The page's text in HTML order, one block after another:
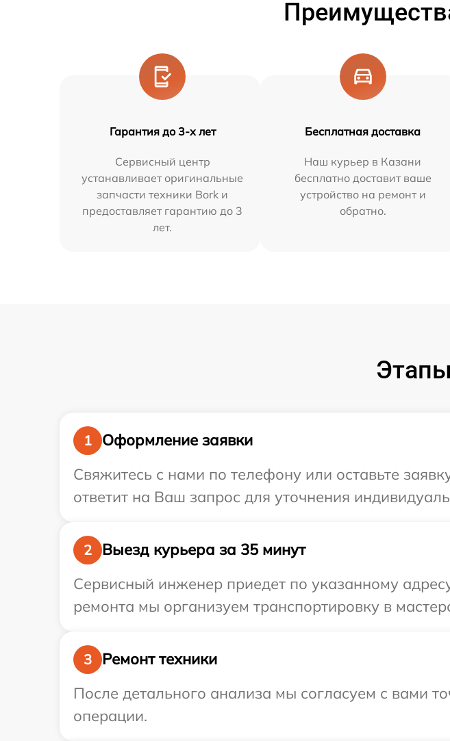
Гарантия до 3-х лет
Сервисный центр
устанавливает оригинальные
запчасти техники Bork и
предоставляет гарантию до 3
лет.
Бесплатная доставка
Наш курьер в Казани
бесплатно доставит ваше
устройство на ремонт и
обратно.
1
Оформление заявки
Свяжитесь с нами по телефону или оставьте
ответит на Ваш запрос для уточнения
2
Выезд курьера за 35 минут
Сервисный инженер приедет по указанному
ремонта мы организуем транспортировку в
3
Ремонт техники
После детального анализа мы согласуем с вами
операции.